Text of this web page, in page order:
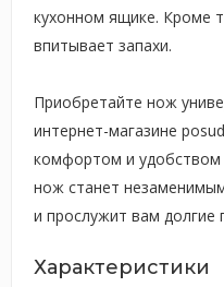
кухонном ящике. Кроме
впитывает запахи.
Приобретайте нож
интернет-магазине
комфортом и удобством
нож станет
и прослужит вам долгие
Характеристики